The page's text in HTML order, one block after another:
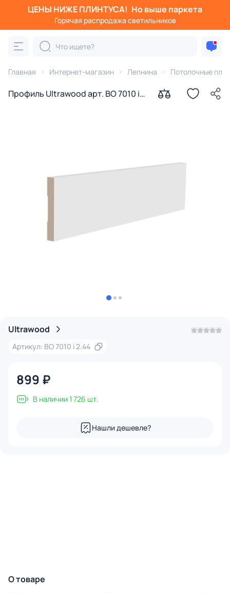
ЦЕНЫ НИЖЕ ПЛИНТУСА! Но выше паркета
Горячая распродажа светильников
Главная Интернет-магазин Лепнина Потолочные
Профиль Ultrawood арт. BO 7010 i
Ultrawood
Артикул: BO 7010 i 2.44
899 ₽
В наличии 1 726 шт.
Нашли дешевле?
О товаре